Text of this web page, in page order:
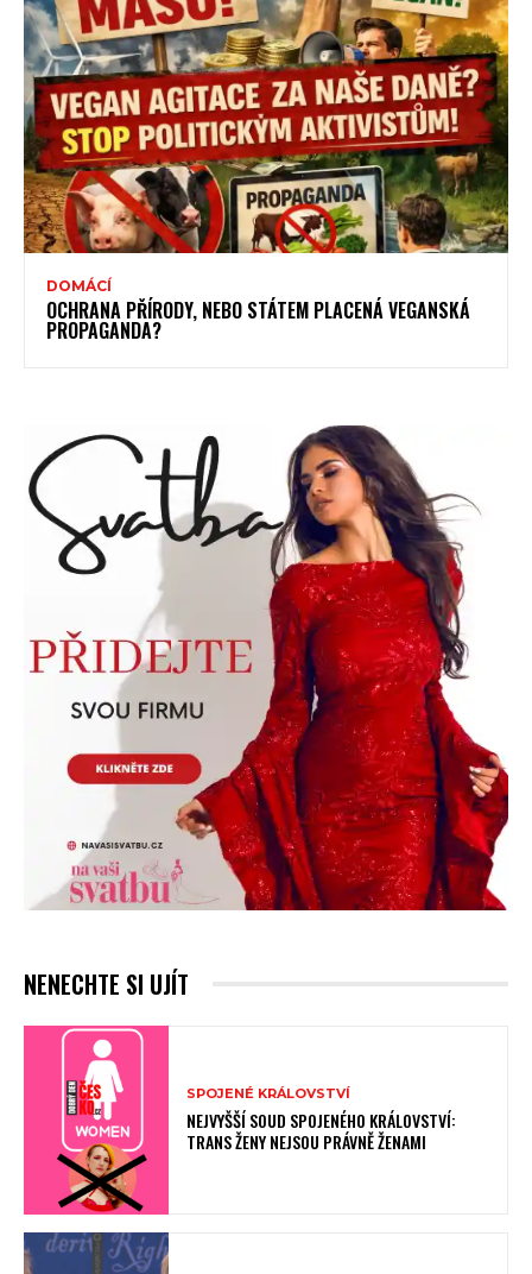
DOMÁCÍ
OCHRANA PŘÍRODY, NEBO STÁTEM PLACENÁ VEGANSKÁ
PROPAGANDA?
NENECHTE SI UJÍT
SPOJENÉ KRÁLOVSTVÍ
NEJVYŠŠÍ SOUD SPOJENÉHO KRÁLOVSTVÍ:
TRANS ŽENY NEJSOU PRÁVNĚ ŽENAMI